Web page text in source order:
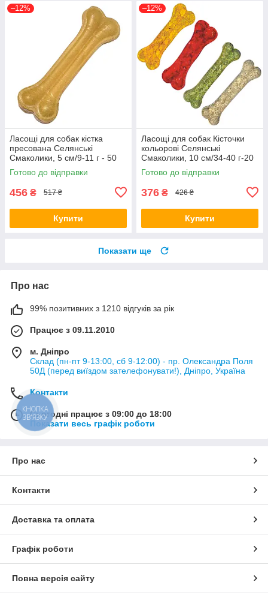
–12%
Ласощі для собак кістка
пресована Селянські
Смаколики, 5 см/9-11 г - 50
шт/уп (*)
Готово до відправки
456 ₴ 517 ₴
Купити
–12%
Ласощі для собак Кісточки
кольорові Селянські
Смаколики, 10 см/34-40 г-20
шт/уп (*)
Готово до відправки
376 ₴ 426 ₴
Купити
Показати ще
Про нас
99% позитивних з 1210 відгуків за рік
Працює з 09.11.2010
м. Дніпро
Склад (пн-пт 9-13:00, сб 9-12:00) - пр. Олександра Поля
50Д (перед виїздом зателефонувати!), Дніпро, Україна
Контакти
Сьогодні працює з 09:00 до 18:00
Показати весь графік роботи
Про нас
Контакти
Доставка та оплата
Графік роботи
Повна версія сайту
КНОПКА
ЗВ'ЯЗКУ